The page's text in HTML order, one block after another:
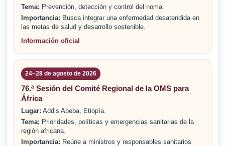
Tema: Prevención, detección y control del noma.
Importancia: Busca integrar una enfermedad desatendida en
las metas de salud y desarrollo sostenible.
Información oficial
24–28 de agosto de 2026
76.ª Sesión del Comité Regional de la OMS para
África
Lugar: Addis Abeba, Etiopía.
Tema: Prioridades, políticas y emergencias sanitarias de la
región africana.
Importancia: Reúne a ministros y responsables sanitarios